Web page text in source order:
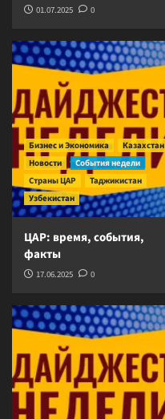
01.07.2025 0
Бизнес и Экономика
Казахстан
Новости
События недели
Страны ЦАР
Таджикистан
Узбекистан
ЦАР: время, события,
факты
17.06.2025 0